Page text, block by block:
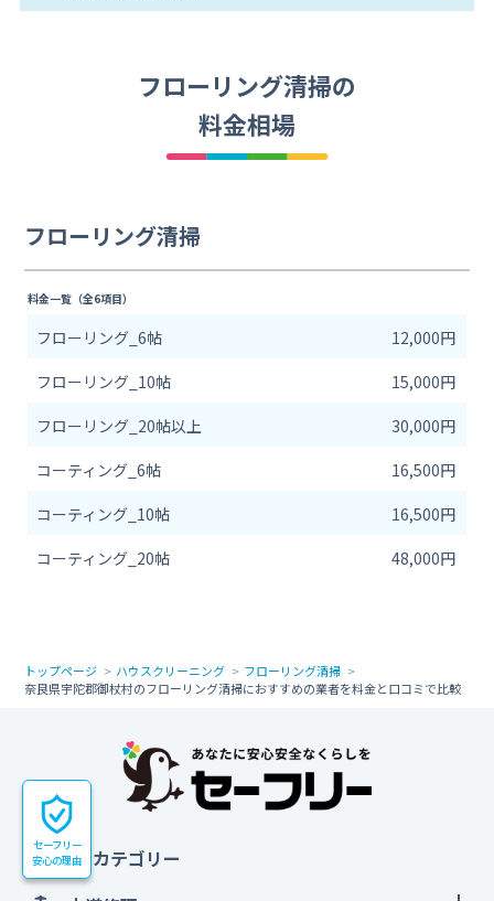
フローリング清掃の
料金相場
フローリング清掃
料金一覧（全6項目）
フローリング_6帖
12,000円
フローリング_10帖
15,000円
フローリング_20帖以上
30,000円
コーティング_6帖
16,500円
コーティング_10帖
16,500円
コーティング_20帖
48,000円
トップページ ハウスクリーニング
フローリング清掃
奈良県宇陀郡御杖村のフローリング清掃におすすめの業者を料金と口コミで比較
セーフリー
安心の理由
すべてのカテゴリー